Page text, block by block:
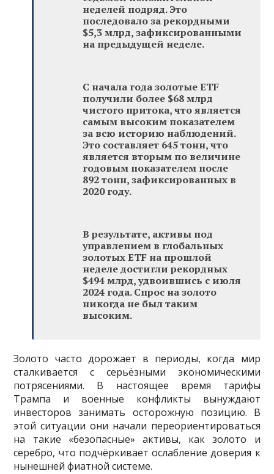
неделей подряд. Это
последовало за рекордными
$5,3 млрд, зафиксированными
на предыдущей неделе.
С начала года золотые ETF
получили более $68 млрд
чистого притока, что является
самым высоким показателем
за всю историю наблюдений.
Это составляет 645 тонн, что
является вторым по величине
годовым показателем после
892 тонн, зафиксированных в
2020 году.
В результате, активы под
управлением в глобальных
золотых ETF на прошлой
неделе достигли рекордных
$494 млрд, удвоившись с июля
2024 года. Спрос на золото
никогда не был таким
высоким.
Золото часто дорожает в периоды, когда мир
сталкивается с серьёзными экономическими
потрясениями. В настоящее время тарифы
Трампа и военные конфликты вынуждают
инвесторов занимать осторожную позицию. В
этой ситуации они начали переориентироваться
на такие «безопасные» активы, как золото и
серебро, что подчёркивает ослабление доверия к
нынешней фиатной системе.